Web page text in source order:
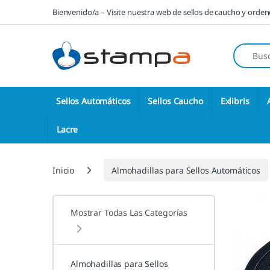
Saltar a la navegación
Saltar al contenidoBienvenido/a – Visite nuestra web de sellos de caucho y
Sellos Automáticos Sellos Caucho Exlibris
Lacre
Inicio Almohadillas para Sellos Automáticos
Mostrar Todas Las Categorías
Almohadillas para Sellos